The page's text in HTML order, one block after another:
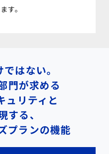
す。
はない。
門が​求める
リティと
する、
プランの機能